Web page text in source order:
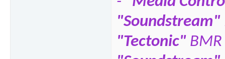
"Soundstream"
"Tectonic"